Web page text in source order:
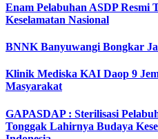
Enam Pelabuhan ASDP Resmi
Keselamatan Nasional
BNNK Banyuwangi Bongkar
Klinik Mediska KAI Daop 9
Masyarakat
GAPASDAP : Sterilisasi
Tonggak Lahirnya Budaya